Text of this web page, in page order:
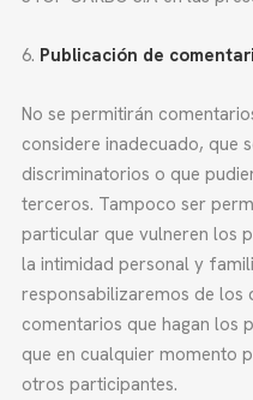
Publicación de
No se permitirán
considere inadecuado, que
discriminatorios o que
terceros. Tampoco ser
particular que vulneren los
la intimidad personal y
responsabilizaremos de los
comentarios que hagan los
que en cualquier momento
otros participantes.